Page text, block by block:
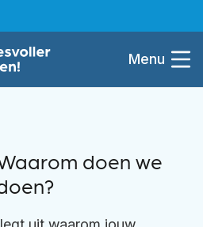
Menu
doen we